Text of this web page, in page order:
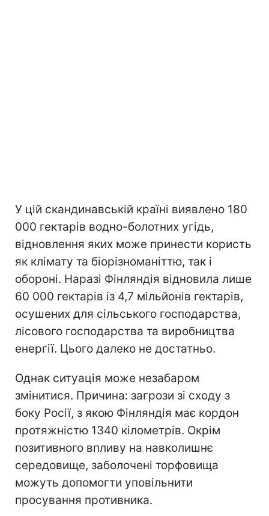
У цій скандинавській країні виявлено 180
000 гектарів водно-болотних угідь,
відновлення яких може принести користь
як клімату та біорізноманіттю, так і
обороні. Наразі Фінляндія відновила лише
60 000 гектарів із 4,7 мільйонів гектарів,
осушених для сільського господарства,
лісового господарства та виробництва
енергії. Цього далеко не достатньо.
Однак ситуація може незабаром
змінитися. Причина: загрози зі сходу з
боку Росії, з якою Фінляндія має кордон
протяжністю 1340 кілометрів. Окрім
позитивного впливу на навколишнє
середовище, заболочені торфовища
можуть допомогти уповільнити
просування противника.